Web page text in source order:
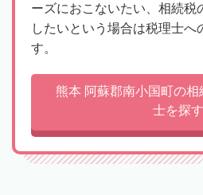
ーズにおこないたい、相続税
したいという場合は税理士へ
す。
熊本 阿蘇郡南小国町の
士を探す